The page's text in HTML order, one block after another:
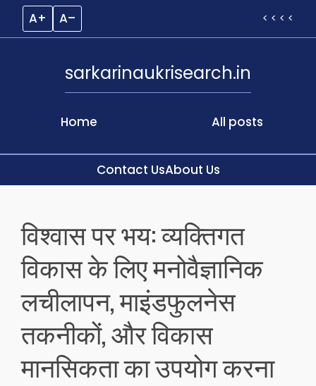
A+ A– < < < <
Home
sarkarinaukrisearch.in
All posts
Contact UsAbout Us
content
विश्वास पर भय: व्यक्तिगत
विकास के लिए मनोवैज्ञानिक
लचीलापन, माइंडफुलनेस
तकनीकों, और विकास
मानसिकता का उपयोग करना